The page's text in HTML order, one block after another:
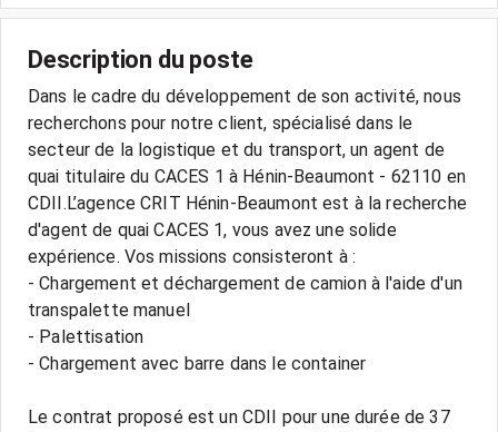
Description du poste
Dans le cadre du développement de son activité, nous
recherchons pour notre client, spécialisé dans le
secteur de la logistique et du transport, un agent de
quai titulaire du CACES 1 à Hénin-Beaumont - 62110 en
CDII.L’agence CRIT Hénin-Beaumont est à la recherche
d'agent de quai CACES 1, vous avez une solide
expérience. Vos missions consisteront à :
- Chargement et déchargement de camion à l'aide d'un
transpalette manuel
- Palettisation
- Chargement avec barre dans le container
Le contrat proposé est un CDII pour une durée de 37